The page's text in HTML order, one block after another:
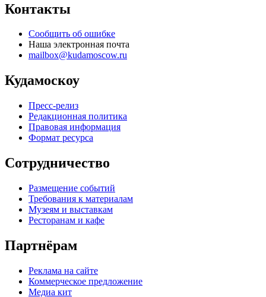
Контакты
Сообщить об ошибке
Наша электронная почта
mailbox@kudamoscow.ru
Кудамоскоу
Пресс-релиз
Редакционная политика
Правовая информация
Формат ресурса
Сотрудничество
Размещение событий
Требования к материалам
Музеям и выставкам
Ресторанам и кафе
Партнёрам
Реклама на сайте
Коммерческое предложение
Медиа кит